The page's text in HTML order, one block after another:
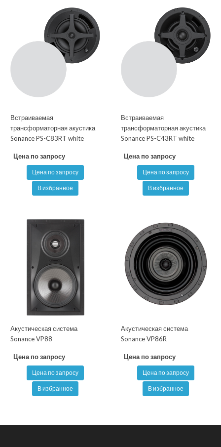
Встраиваемая
трансформаторная акустика
Sonance PS-C83RT white
Цена по запросу
Цена по запросу
В избранное
Встраиваемая
трансформаторная акустика
Sonance PS-C43RT white
Цена по запросу
Цена по запросу
В избранное
Акустическая система
Sonance VP88
Цена по запросу
Цена по запросу
В избранное
Акустическая система
Sonance VP86R
Цена по запросу
Цена по запросу
В избранное